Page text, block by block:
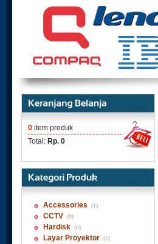
0 item produk
Total: Rp. 0
Accessories (1)
CCTV (0)
Hardisk (0)
Layar Proyektor (2)